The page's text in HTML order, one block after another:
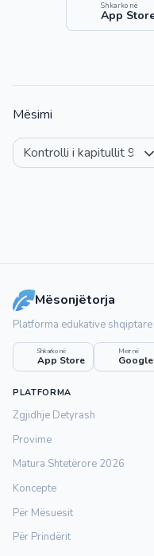
Shkarko në
App
Mësimi
Mësonjëtorja
Platforma edukative
Shkarko në
App Store
Merr në
PLATFORMA
Zgjidhje Detyrash
Provime
Matura Shtetërore 2026
Koncepte
Për Mësuesit
Për Prindërit